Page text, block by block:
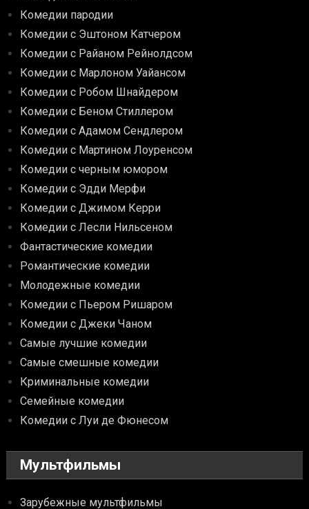
Комедии пародии
Комедии с Эштоном Катчером
Комедии с Райаном Рейнолдсом
Комедии с Марлоном Уайансом
Комедии с Робом Шнайдером
Комедии с Беном Стиллером
Комедии с Адамом Сендлером
Комедии с Мартином Лоуренсом
Комедии с черным юмором
Комедии с Эдди Мерфи
Комедии с Джимом Керри
Комедии с Лесли Нильсеном
Фантастические комедии
Романтические комедии
Молодежные комедии
Комедии с Пьером Ришаром
Комедии с Джеки Чаном
Самые лучшие комедии
Самые смешные комедии
Криминальные комедии
Семейные комедии
Комедии с Луи де Фюнесом
Мультфильмы
Зарубежные мультфильмы